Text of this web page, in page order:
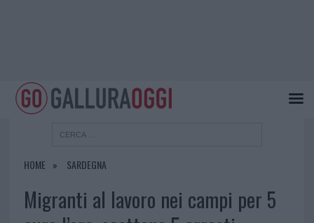
HOME SARDEGNA
Migranti al lavoro nei campi per 5